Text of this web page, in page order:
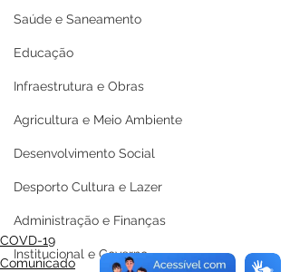
Saúde e Saneamento
Educação
Infraestrutura e Obras
Agricultura e Meio Ambiente
Desenvolvimento Social
Desporto Cultura e Lazer
Administração e Finanças
Institucional e Governo
COVD-19
Comunicado